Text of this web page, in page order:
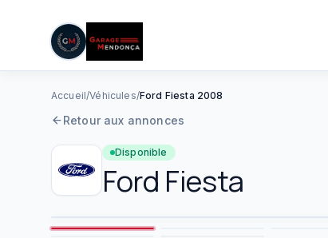
Aller au contenu principal
Accueil/Véhicules/Ford Fiesta 2008
Retour aux annonces
Disponible
Ford Fiesta
7